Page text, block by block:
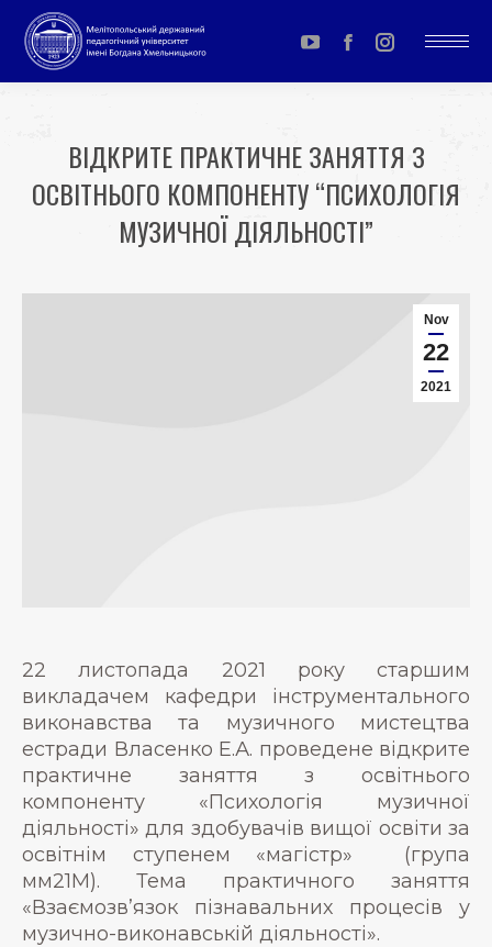
YouTube
page
in
new
window
Facebook
page
in
new
window
Instagram
page
in
new
ВІДКРИТЕ ПРАКТИЧНЕ ЗАНЯТТЯ З
ОСВІТНЬОГО КОМПОНЕНТУ “ПСИХОЛОГІЯ
МУЗИЧНОЇ ДІЯЛЬНОСТІ”
Nov
22
2021
22 листопада 2021 року старшим
викладачем кафедри інструментального
виконавства та музичного мистецтва
естради Власенко Е.А. проведене відкрите
практичне заняття з освітнього
компоненту «Психологія музичної
діяльності» для здобувачів вищої освіти за
освітнім ступенем «магістр» (група
мм21М). Тема практичного заняття
«Взаємозв’язок пізнавальних процесів у
музично-виконавській діяльності».